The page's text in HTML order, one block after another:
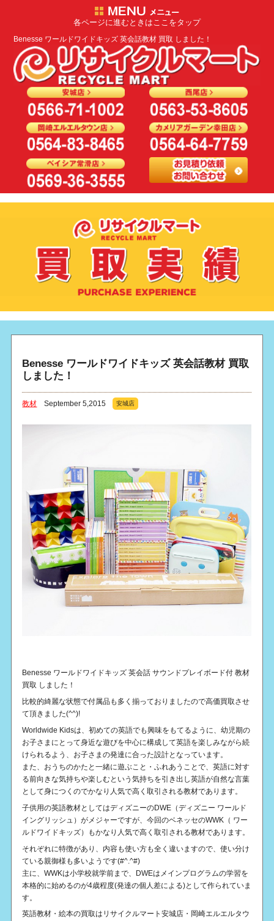
各ページに進むときはここをタップ
Benesse ワールドワイドキッズ 英会話教材 買取 しました！
Benesse ワールドワイドキッズ 英会話教材 買取
しました！
教材 September 5,2015 安城店
Benesse ワールドワイドキッズ 英会話 サウンドプレイボード付 教材
買取 しました！
比較的綺麗な状態で付属品も多く揃っておりましたので高価買取させ
て頂きました(^^)!
Worldwide Kidsは、初めての英語でも興味をもてるように、幼児期の
お子さまにとって身近な遊びを中心に構成して英語を楽しみながら続
けられるよう、お子さまの発達に合った設計となっています。
また、おうちのかたと一緒に遊ぶこと・ふれあうことで、英語に対す
る前向きな気持ちや楽しむという気持ちを引き出し英語が自然な言葉
として身につくのでかなり人気で高く取引される教材であります。
子供用の英語教材としてはディズニーのDWE（ディズニー ワールド
イングリッシュ）がメジャーですが、今回のベネッセのWWK（ ワー
ルドワイドキッズ）もかなり人気で高く取引される教材であります。
それぞれに特徴があり、内容も使い方も全く違いますので、使い分け
ている親御様も多いようです(#^.^#)
主に、WWKは小学校就学前まで、DWEはメインプログラムの学習を
本格的に始めるのが4歳程度(発達の個人差による)として作られていま
す。
英語教材・絵本の買取はリサイクルマート安城店・岡崎エルエルタウ